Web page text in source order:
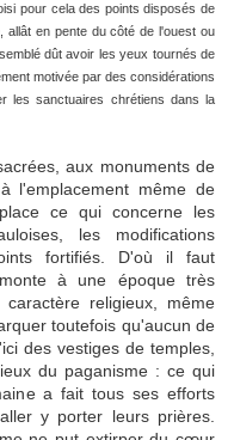
pour cela des points disposés de
allât en pente du côté de l'ouest ou
dût avoir les yeux tournés de
motivée par des considérations
les sanctuaires chrétiens dans la
aux monuments de
l'emplacement même de
ce qui concerne les
les modifications
fortifiés. D'où il faut
à une époque très
religieux, même
toutefois qu'aucun de
des vestiges de temples,
du paganisme : ce qui
a fait tous ses efforts
y porter leurs prières.